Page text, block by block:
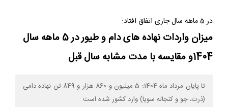
در 5 ماهه سال جاری اتفاق افتاد:
میزان واردات نهاده های دام و طیور در 5 ماهه سال
1404و مقایسه با مدت مشابه سال قبل
تا پایان مرداد ماه 1404؛ 5 میلیون و 860 هزار و 849 تن نهاده دامی
(ذرت، جو و کنجاله سویا) وارد کشور شده است